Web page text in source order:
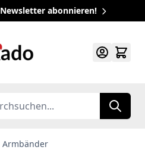
abonnieren!
Armbänder